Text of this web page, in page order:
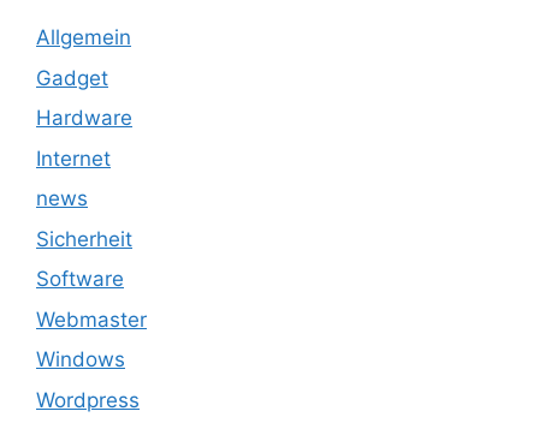
Allgemein
Gadget
Hardware
Internet
news
Sicherheit
Software
Webmaster
Windows
Wordpress